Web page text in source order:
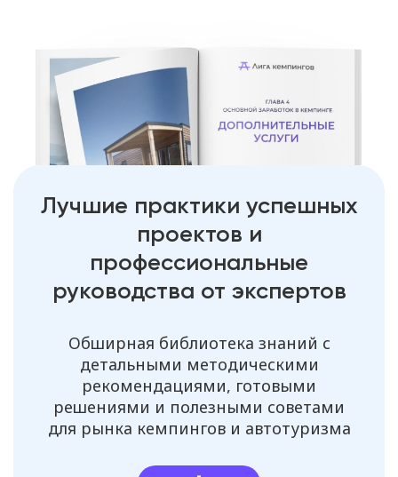
Лучшие практики успешных
проектов и
профессиональные
руководства от экспертов
Обширная библиотека знаний с
детальными методическими
рекомендациями, готовыми
решениями и полезными советами
для рынка кемпингов и автотуризма